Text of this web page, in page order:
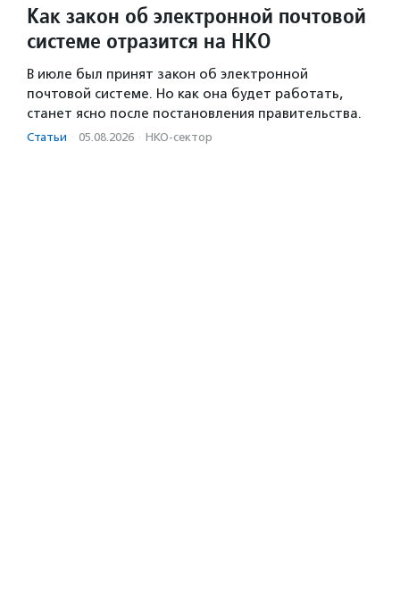
Как закон об электронной почтовой
системе отразится на НКО
В июле был принят закон об электронной
почтовой системе. Но как она будет работать,
станет ясно после постановления правительства.
Статьи · 05.08.2026 · НКО-сектор